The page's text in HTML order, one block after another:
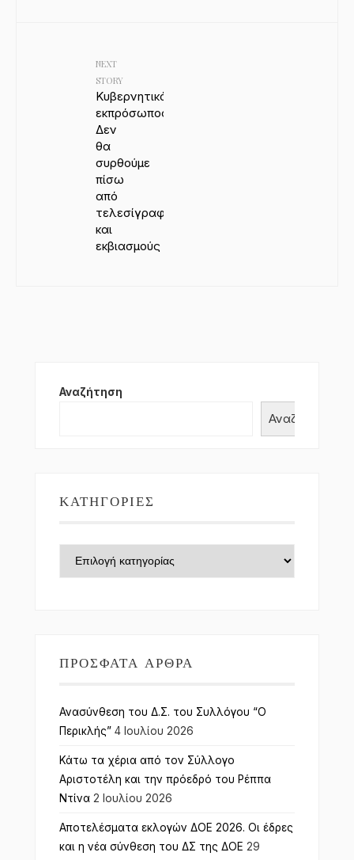
NEXT
STORY
Κυβερνητικός
εκπρόσωπος:
Δεν
θα
συρθούμε
πίσω
από
τελεσίγραφα
και
εκβιασμούς
Αναζήτηση
Αναζήτηση
ΚΑΤΗΓΟΡΊΕΣ
Κατηγορίες
ΠΡΌΣΦΑΤΑ ΆΡΘΡΑ
Ανασύνθεση του Δ.Σ. του Συλλόγου “Ο
Περικλής” 4 Ιουλίου 2026
Κάτω τα χέρια από τον Σύλλογο
Αριστοτέλη και την πρόεδρό του Ρέππα
Ντίνα 2 Ιουλίου 2026
Αποτελέσματα εκλογών ΔΟΕ 2026. Οι έδρες
και η νέα σύνθεση του ΔΣ της ΔΟΕ 29